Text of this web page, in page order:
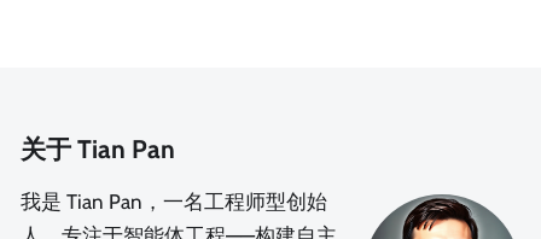
关于 Tian Pan
我是 Tian Pan，一名工程师型创始